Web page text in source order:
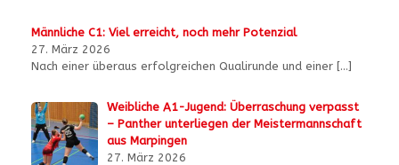
Männliche C1: Viel erreicht, noch mehr Potenzial
27. März 2026
Nach einer überaus erfolgreichen Qualirunde und einer […]
Weibliche A1-Jugend: Überraschung verpasst
– Panther unterliegen der Meistermannschaft
aus Marpingen
27. März 2026